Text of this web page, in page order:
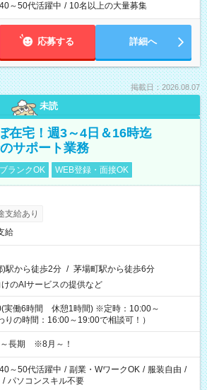
40～50代活躍中 / 10名以上の大量募集
応募する 詳細へ
掲載日：2026.08.07
未読
在宅！週3～4日＆16時迄
サポート業務
ブランクOK WEB登録・面接OK
支給あり
給
)駅から徒歩2分 / 茅場町駅から徒歩6分
のAIサービスの提供など
実働6時間 休憩1時間) ※定時：10:00～
の時間：16:00～19:00で相談可！）
～長期 ※8月～！
40～50代活躍中 / 副業・WワークOK / 服装自由 /
/ パソコンスキル不要